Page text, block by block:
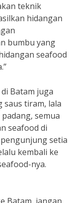
teknik
hidangan
bumbu yang
seafood
Batam juga
saus tiram, lala
semua
seafood di
setia
kembali ke
nya.